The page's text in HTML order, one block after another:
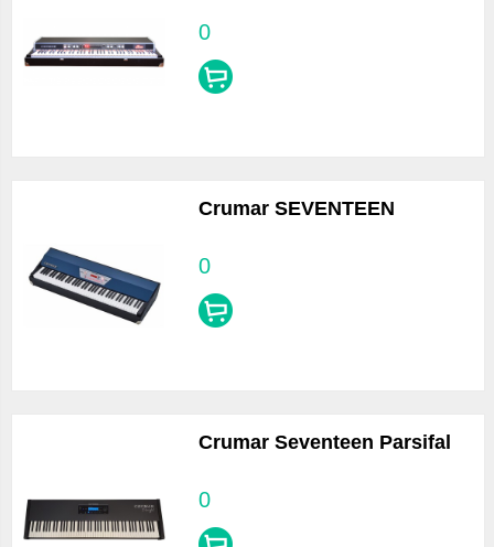
0
Crumar SEVENTEEN
0
Crumar Seventeen Parsifal
0